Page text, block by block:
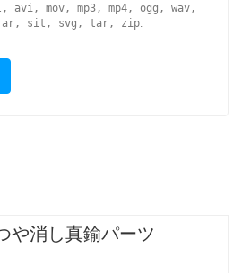
mov, mp3, mp4, ogg, wav,
rar, sit, svg, tar, zip.
や消し真鍮パーツ